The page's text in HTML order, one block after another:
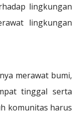
lingkungan
lingkungan
merawat bumi,
tinggal serta
komunitas harus